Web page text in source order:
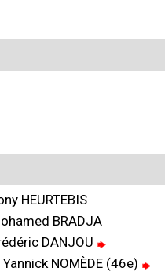
HEURTEBIS
BRADJA
DANJOU
Yannick NOMÈDE (46e)